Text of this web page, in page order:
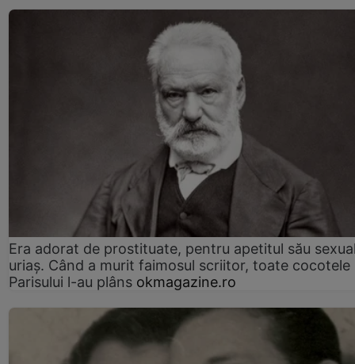
Era adorat de prostituate, pentru apetitul său
uriaș. Când a murit faimosul scriitor, toate cocotele
Parisului l-au plâns okmagazine.ro